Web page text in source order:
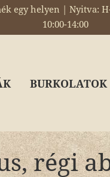
egy helyen | Nyitva: H-
10:00-14:00
BURKOLATOK
régi